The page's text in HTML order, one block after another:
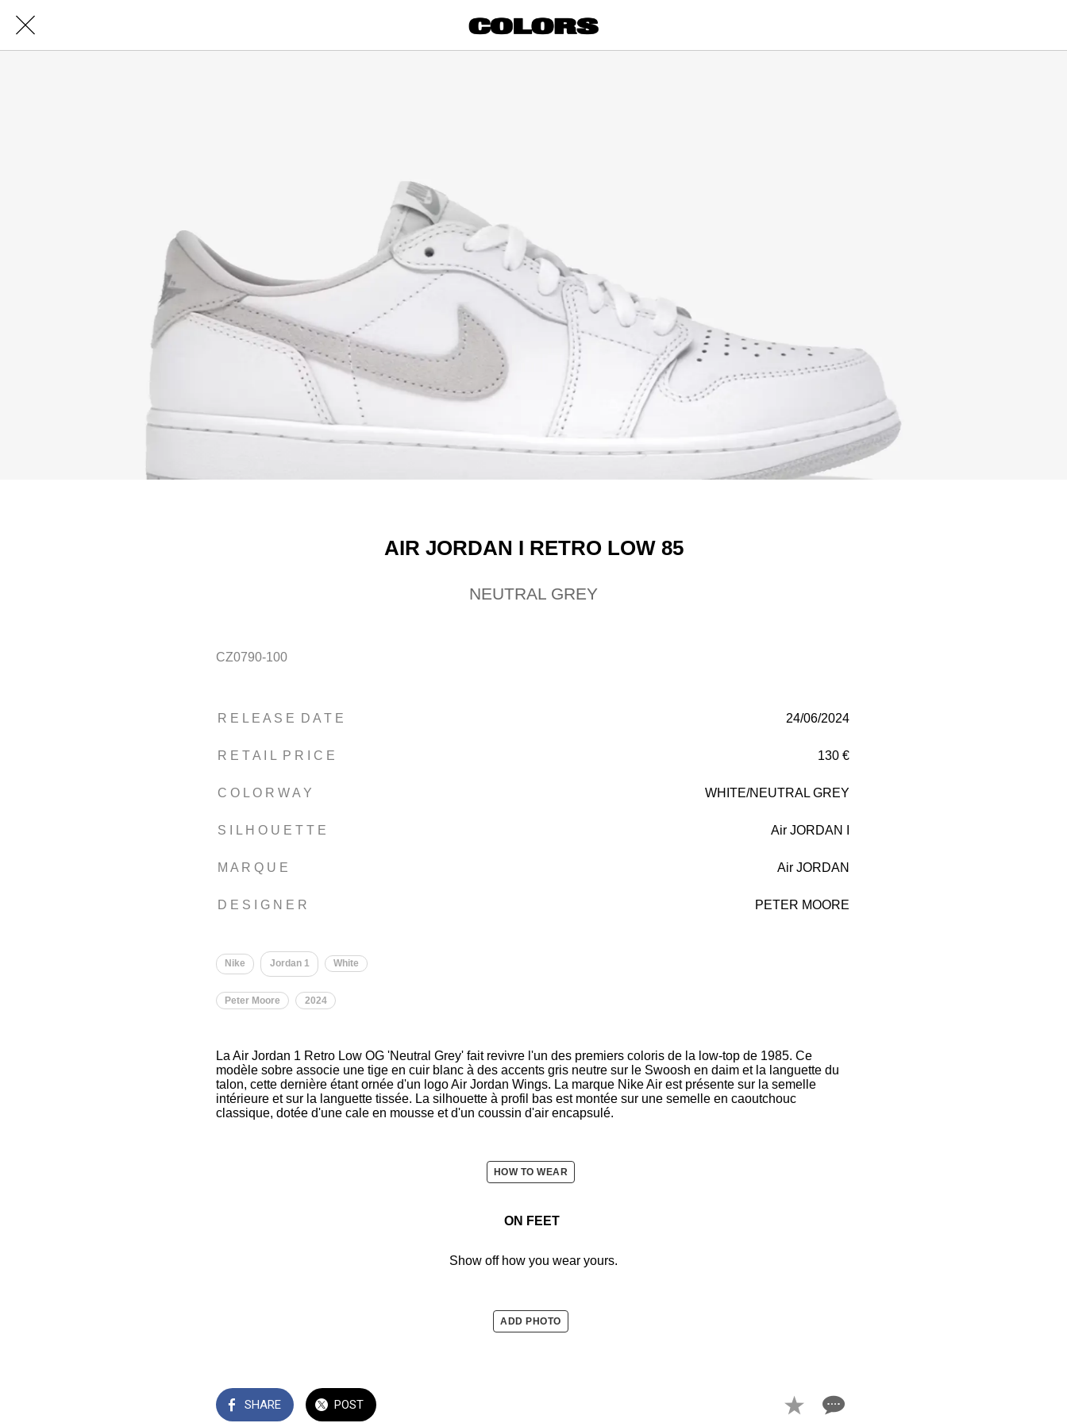
AIR JORDAN I RETRO LOW 85
NEUTRAL GREY
CZ0790-100
R E L E A S E D A T E 24/06/2024
R E T A I L P R I C E 130 €
C O L O R W A Y WHITE/NEUTRAL GREY
S I L H O U E T T E Air JORDAN I
M A R Q U E Air JORDAN
D E S I G N E R PETER MOORE
Nike Jordan 1 White
Peter Moore 2024
La Air Jordan 1 Retro Low OG 'Neutral Grey' fait revivre l'un des premiers coloris de la low-top de 1985. Ce
modèle sobre associe une tige en cuir blanc à des accents gris neutre sur le Swoosh en daim et la languette du
talon, cette dernière étant ornée d'un logo Air Jordan Wings. La marque Nike Air est présente sur la semelle
intérieure et sur la languette tissée. La silhouette à profil bas est montée sur une semelle en caoutchouc
classique, dotée d'une cale en mousse et d'un coussin d'air encapsulé.
HOW TO WEAR
ON FEET
Show off how you wear yours.
ADD PHOTO
SHARE POST